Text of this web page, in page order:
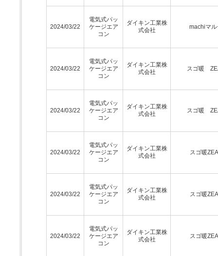
2024/03/22
電気式パッ
ケージエア
コン
ダイキン工業株
式会社
machiマル
2024/03/22
電気式パッ
ケージエア
コン
ダイキン工業株
式会社
スゴ暖
2024/03/22
電気式パッ
ケージエア
コン
ダイキン工業株
式会社
スゴ暖
2024/03/22
電気式パッ
ケージエア
コン
ダイキン工業株
式会社
スゴ暖
2024/03/22
電気式パッ
ケージエア
コン
ダイキン工業株
式会社
スゴ暖
2024/03/22
電気式パッ
ケージエア
コン
ダイキン工業株
式会社
スゴ暖